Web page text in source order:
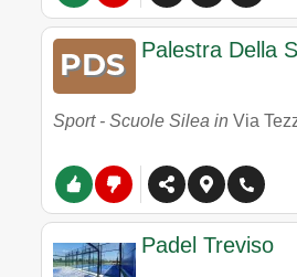
Palestra Della
Sport - Scuole Silea in Via
Padel Treviso